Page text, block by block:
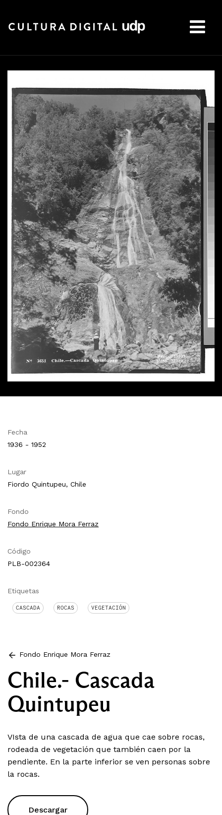
Fecha
1936 - 1952
Lugar
Fiordo Quintupeu, Chile
Fondo
Fondo Enrique Mora Ferraz
Código
PLB-002364
Etiquetas
CASCADA ROCAS VEGETACIÓN
Fondo Enrique Mora Ferraz
Chile.- Cascada
Quintupeu
VIsta de una cascada de agua que cae sobre rocas,
rodeada de vegetación que también caen por la
pendiente. En la parte inferior se ven personas sobre
la rocas.
Descargar